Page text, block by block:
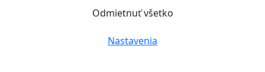
Odmietnuť všetko
Nastavenia